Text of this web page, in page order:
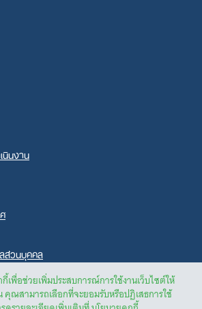
กี้เพื่อช่วยเพิ่มประสบการณ์การใช้งานเว็บไซต์ให้
คุณสามารถเลือกที่จะยอมรับหรือปฏิเสธการใช้
นินงาน
ส่วนบุคคล